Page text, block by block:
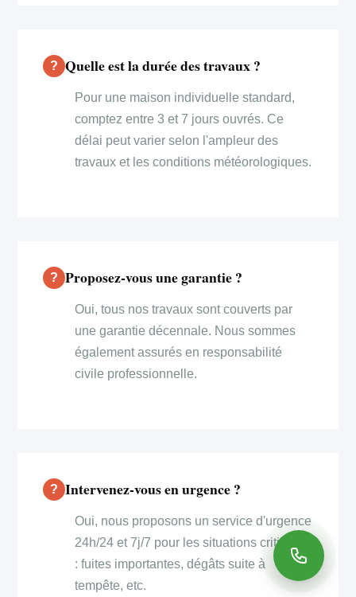
Quelle est la durée des travaux ?
Pour une maison individuelle standard,
comptez entre 3 et 7 jours ouvrés. Ce
délai peut varier selon l'ampleur des
travaux et les conditions météorologiques.
Proposez-vous une garantie ?
Oui, tous nos travaux sont couverts par
une garantie décennale. Nous sommes
également assurés en responsabilité
civile professionnelle.
Intervenez-vous en urgence ?
Oui, nous proposons un service d'urgence
24h/24 et 7j/7 pour les situations critiques
: fuites importantes, dégâts suite à
tempête, etc.